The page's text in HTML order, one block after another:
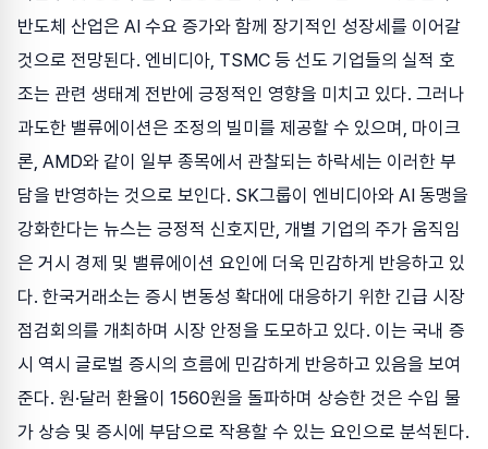
반도체 산업은 AI 수요 증가와 함께 장기적인 성장세를 이어갈
것으로 전망된다. 엔비디아, TSMC 등 선도 기업들의 실적 호
조는 관련 생태계 전반에 긍정적인 영향을 미치고 있다. 그러나
과도한 밸류에이션은 조정의 빌미를 제공할 수 있으며, 마이크
론, AMD와 같이 일부 종목에서 관찰되는 하락세는 이러한 부
담을 반영하는 것으로 보인다. SK그룹이 엔비디아와 AI 동맹을
강화한다는 뉴스는 긍정적 신호지만, 개별 기업의 주가 움직임
은 거시 경제 및 밸류에이션 요인에 더욱 민감하게 반응하고 있
다. 한국거래소는 증시 변동성 확대에 대응하기 위한 긴급 시장
점검회의를 개최하며 시장 안정을 도모하고 있다. 이는 국내 증
시 역시 글로벌 증시의 흐름에 민감하게 반응하고 있음을 보여
준다. 원·달러 환율이 1560원을 돌파하며 상승한 것은 수입 물
가 상승 및 증시에 부담으로 작용할 수 있는 요인으로 분석된다.